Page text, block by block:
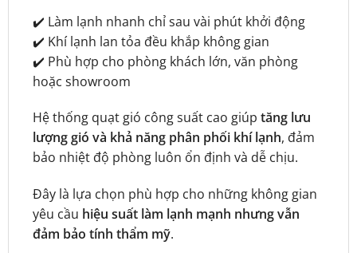
✔️ Làm lạnh nhanh chỉ sau vài phút khởi động
✔️ Khí lạnh lan tỏa đều khắp không gian
✔️ Phù hợp cho phòng khách lớn, văn phòng
hoặc showroom
Hệ thống quạt gió công suất cao giúp tăng lưu
lượng gió và khả năng phân phối khí lạnh, đảm
bảo nhiệt độ phòng luôn ổn định và dễ chịu.
Đây là lựa chọn phù hợp cho những không gian
yêu cầu hiệu suất làm lạnh mạnh nhưng vẫn
đảm bảo tính thẩm mỹ.